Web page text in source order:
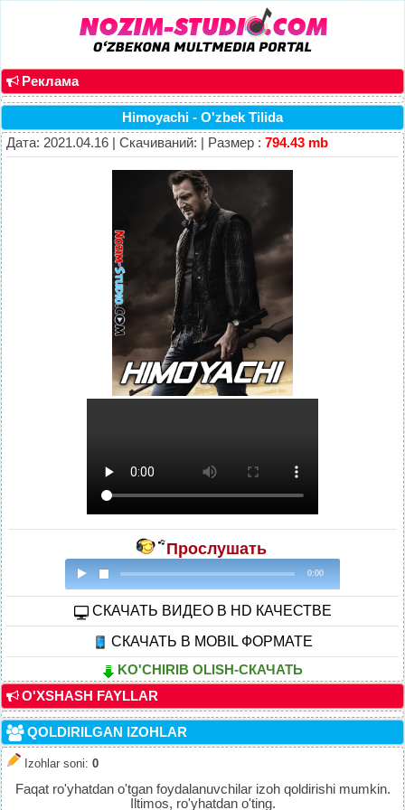
Реклама
Himoyachi - O'zbek Tilida
Дата: 2021.04.16 | Скачиваний: | Размер : 794.43 mb
Прослушать
0:00
CКАЧАТЬ ВИДЕО В HD КАЧЕСТВЕ
СКАЧАТЬ В MOBIL ФОРМАТЕ
KO'CHIRIB OLISH-СКАЧАТЬ
O'XSHASH FAYLLAR
QOLDIRILGAN IZOHLAR
Izohlar soni: 0
Faqat ro'yhatdan o'tgan foydalanuvchilar izoh qoldirishi mumkin.
Iltimos, ro'yhatdan o'ting.